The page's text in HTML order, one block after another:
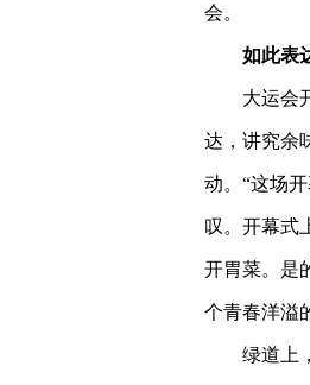
会。
如此表
大运会
达，讲究余
动。“这场
叹。开幕式
开胃菜。是
个青春洋溢
绿道上